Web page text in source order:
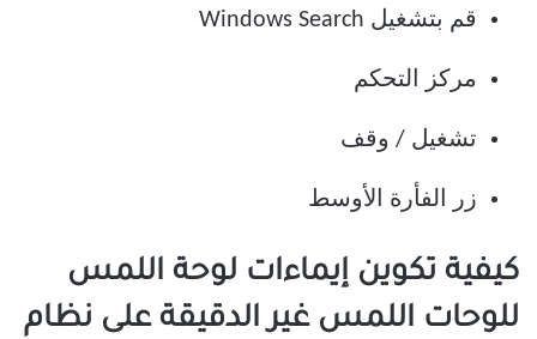
قم بتشغيل Windows Search
مركز التحكم
تشغيل / وقف
زر الفأرة الأوسط
كيفية تكوين إيماءات لوحة اللمس
للوحات اللمس غير الدقيقة على نظام